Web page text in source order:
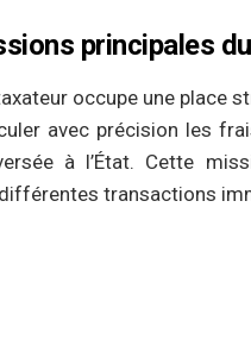
principales
occupe une place
avec précision les
à l’État. Cette
transactions